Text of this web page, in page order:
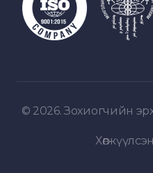
© 2026. Зохиогчийн